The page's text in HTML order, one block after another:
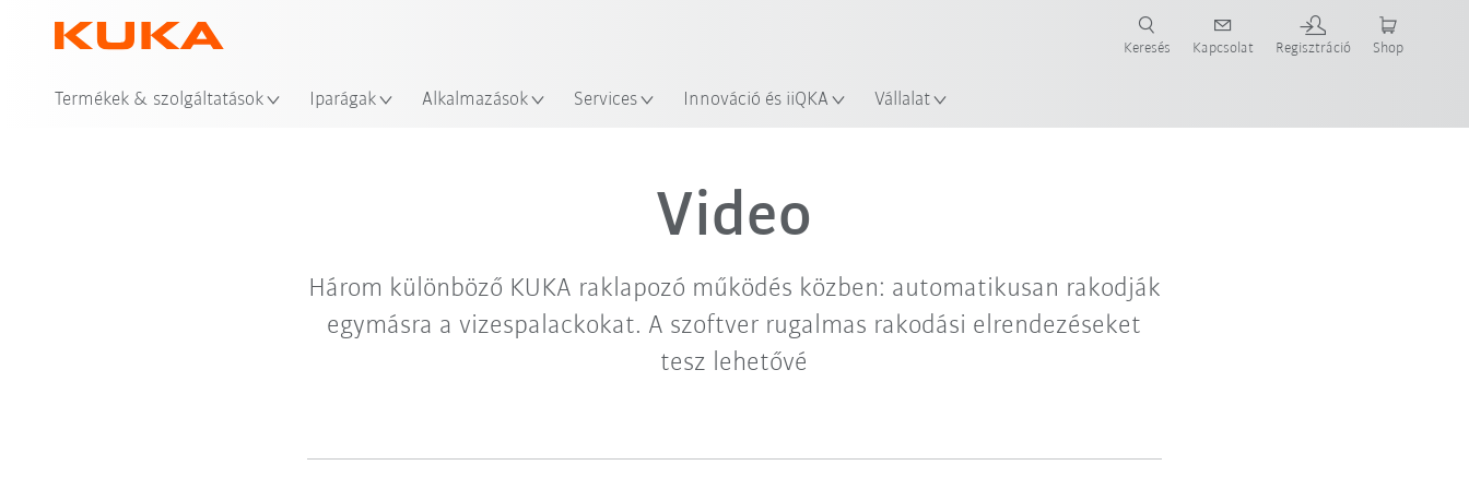
Termékek & szolgáltatások Iparágak Alkalmazások Services Innováció és iiQKA Vállalat
Keresés Kapcsolat Regisztráció Shop
Video
Három különböző KUKA raklapozó működés közben: automatikusan rakodják
egymásra a vizespalackokat. A szoftver rugalmas rakodási elrendezéseket
tesz lehetővé